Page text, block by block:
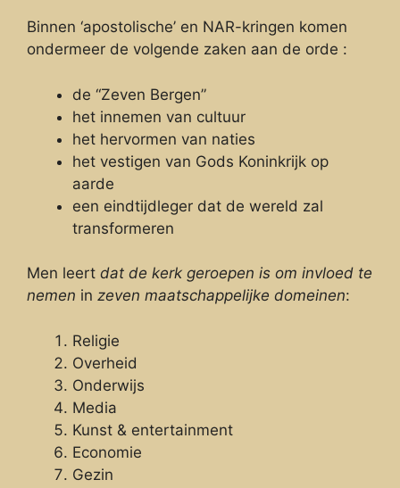
Binnen ‘apostolische’ en NAR-kringen komen
ondermeer de volgende zaken aan de orde :
de “Zeven Bergen”
het innemen van cultuur
het hervormen van naties
het vestigen van Gods Koninkrijk op
aarde
een eindtijdleger dat de wereld zal
transformeren
Men leert dat de kerk geroepen is om invloed te
nemen in zeven maatschappelijke domeinen:
Religie
Overheid
Onderwijs
Media
Kunst & entertainment
Economie
Gezin